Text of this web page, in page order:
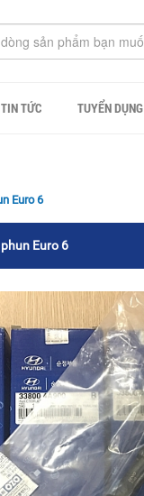
TIN TỨC TUYỂN DỤNG
Euro 6
Euro 6